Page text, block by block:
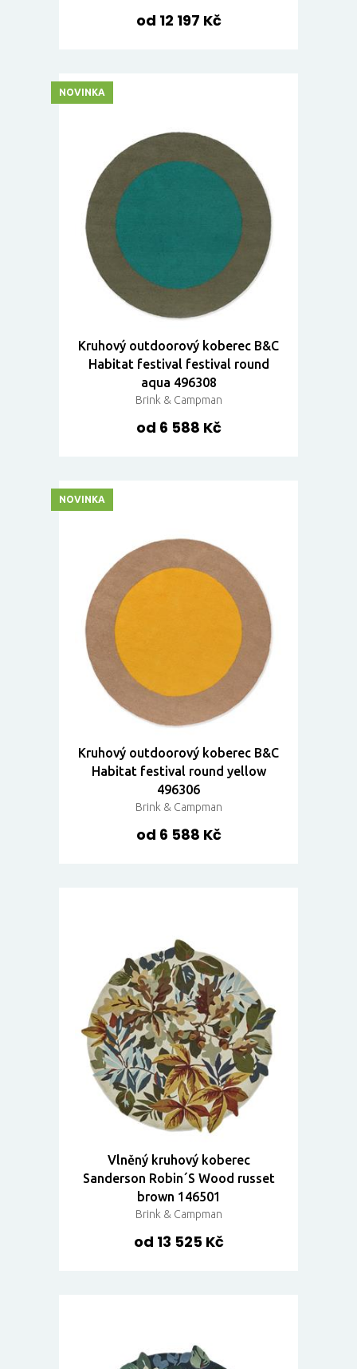
od 12 197 Kč
Kruhový outdoorový koberec B&C
Habitat festival festival round
aqua 496308
Brink & Campman
od 6 588 Kč
NOVINKA
Kruhový outdoorový koberec B&C
Habitat festival round yellow
496306
Brink & Campman
od 6 588 Kč
NOVINKA
Vlněný kruhový koberec
Sanderson Robin´S Wood russet
brown 146501
Brink & Campman
od 13 525 Kč